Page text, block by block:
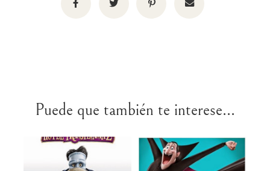
Puede que también te interese...